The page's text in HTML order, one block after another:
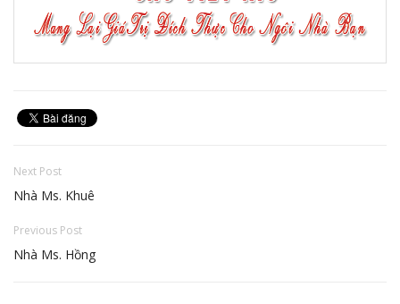
Next Post
Nhà Ms. Khuê
Previous Post
Nhà Ms. Hồng